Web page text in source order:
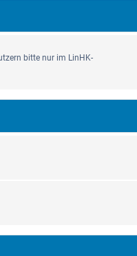
bitte nur im LinHK-